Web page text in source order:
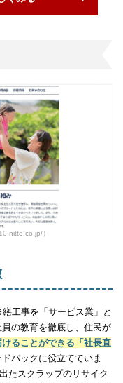
nitto.co.jp/）
工事を「サービス業」と
の教育を徹底し、住民が
ることができる「社長直
バックに役立てていま
たスクラップのリサイク